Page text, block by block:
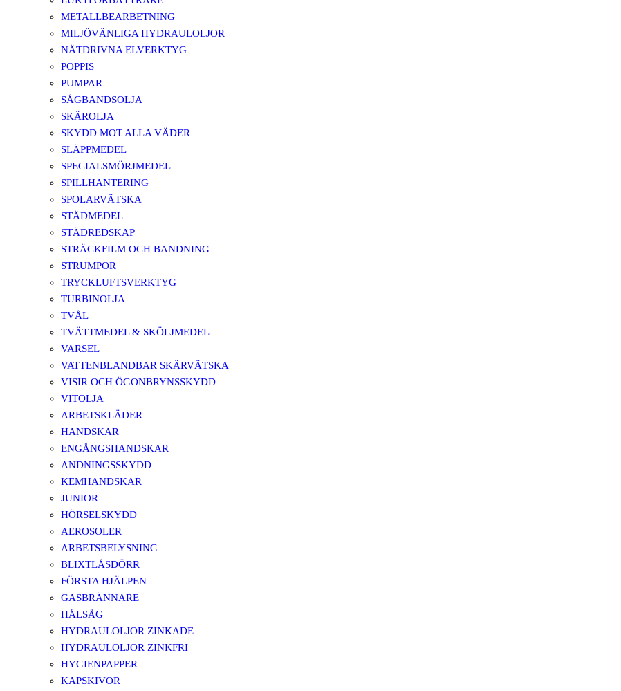
METALLBEARBETNING
MILJÖVÄNLIGA HYDRAULOLJOR
NÄTDRIVNA ELVERKTYG
POPPIS
PUMPAR
SÅGBANDSOLJA
SKÄROLJA
SKYDD MOT ALLA VÄDER
SLÄPPMEDEL
SPECIALSMÖRJMEDEL
SPILLHANTERING
SPOLARVÄTSKA
STÄDMEDEL
STÄDREDSKAP
STRÄCKFILM OCH BANDNING
STRUMPOR
TRYCKLUFTSVERKTYG
TURBINOLJA
TVÅL
TVÄTTMEDEL & SKÖLJMEDEL
VARSEL
VATTENBLANDBAR SKÄRVÄTSKA
VISIR OCH ÖGONBRYNSSKYDD
VITOLJA
ARBETSKLÄDER
HANDSKAR
ENGÅNGSHANDSKAR
ANDNINGSSKYDD
KEMHANDSKAR
JUNIOR
HÖRSELSKYDD
AEROSOLER
ARBETSBELYSNING
BLIXTLÅSDÖRR
FÖRSTA HJÄLPEN
GASBRÄNNARE
HÅLSÅG
HYDRAULOLJOR ZINKADE
HYDRAULOLJOR ZINKFRI
HYGIENPAPPER
KAPSKIVOR